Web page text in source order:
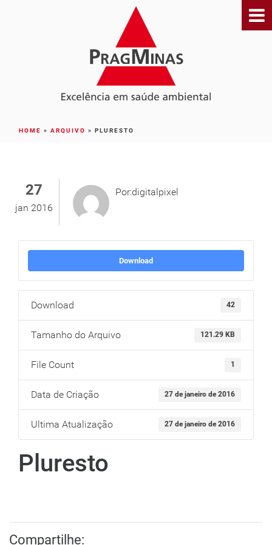
HOME » ARQUIVO » PLURESTO
Por:digitalpixel
27
jan 2016
Download
Download 42
Tamanho do Arquivo 121.29 KB
File Count 1
Data de Criação 27 de janeiro de 2016
Ultima Atualização 27 de janeiro de 2016
Pluresto
Compartilhe: